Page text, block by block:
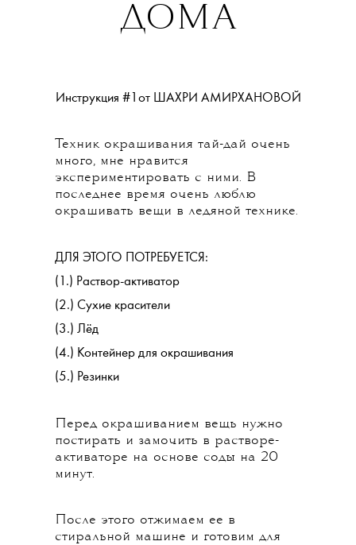
ДОМА
Инструкция #1от ШАХРИ АМИРХАНОВОЙ
Техник окрашивания тай-дай очень
много, мне нравится
экспериментировать с ними. В
последнее время очень люблю
окрашивать вещи в ледяной технике.
ДЛЯ ЭТОГО ПОТРЕБУЕТСЯ:
(1.) Раствор-активатор
(2.) Сухие красители
(3.) Лёд
(4.) Контейнер для окрашивания
(5.) Резинки
Перед окрашиванием вещь нужно
постирать и замочить в растворе-
активаторе на основе соды на 20
минут.
После этого отжимаем ее в
стиральной машине и готовим для